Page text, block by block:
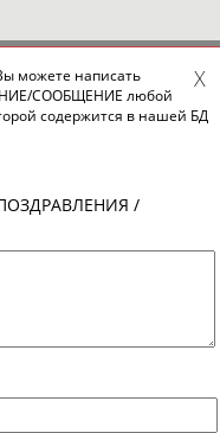
можете написать
СООБЩЕНИЕ любой
содержится в нашей БД
/